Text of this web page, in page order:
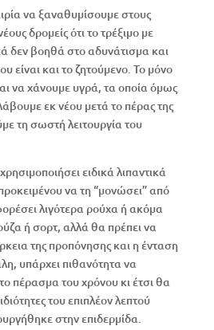
να ξαναθυμίσουμε στους
δρομείς ότι το τρέξιμο με
δεν βοηθά στο αδυνάτισμα και
είναι και το ζητούμενο. Το μόνο
να χάνουμε υγρά, τα οποία όμως
εκ νέου μετά το πέρας της
τη σωστή λειτουργία του
ειδικά λιπαντικά
να τη “μονώσει” από
λιγότερα ρούχα ή ακόμα
ή σορτ, αλλά θα πρέπει να
της προπόνησης και η ένταση
υπάρχει πιθανότητα να
πέρασμα του χρόνου κι έτσι θα
του επιπλέον λεπτού
στην επιδερμίδα.